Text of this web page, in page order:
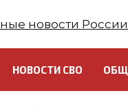
НОВОСТИ СВО